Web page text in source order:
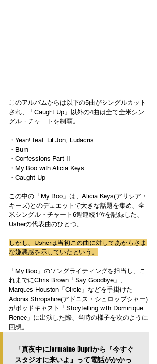
このアルバムからは以下の5曲がシングルカット
され、「Caught Up」以外の4曲は全て全米シン
グル・チャートを制覇。
・Yeah! feat. Lil Jon, Ludacris
・Burn
・Confessions Part II
・My Boo with Alicia Keys
・Caught Up
この中の「My Boo」は、Alicia Keys(アリシア・
キーズ)とのデュエットで大きな話題を集め、全
米シングル・チャート6週連続1位を記録した、
Usherの代表曲のひとつ。
しかし、Usherは当初この曲に対してあからさま
な嫌悪感を示していたという。
「My Boo」のソングライティングを担当し、こ
れまでにChris Brown「Say Goodbye」、
Marques Houston「Circle」などを手掛けた
Adonis Shropshire(アドニス・シュロップシャー)
がポッドキャスト「Storytelling with Dominique
Renee」に出演した際、当時の様子を次のように
回想。
「真夜中にJermaine Dupriから『今すぐ
スタジオに来いよ』って電話がかかっ